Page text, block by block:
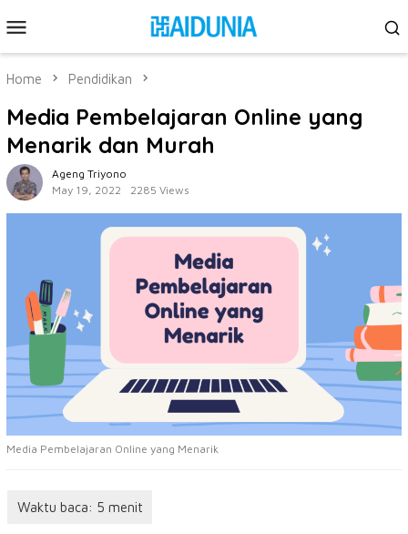
to
Menu
Home Pendidikan
Media Pembelajaran Online yang
Menarik dan Murah
Ageng Triyono
May 19, 2022
2285 Views
Media Pembelajaran Online yang Menarik